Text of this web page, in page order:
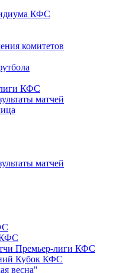
КФС
комитетов
КФС
матчей
матчей
Премьер-лиги КФС
Кубок КФС
весна"